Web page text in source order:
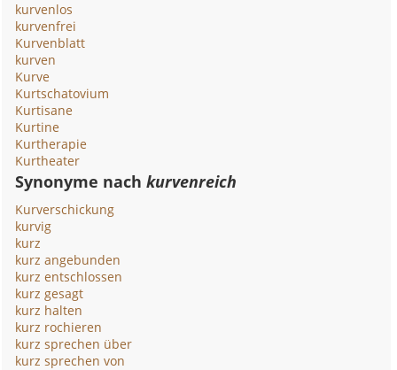
kurvenlos
kurvenfrei
Kurvenblatt
kurven
Kurve
Kurtschatovium
Kurtisane
Kurtine
Kurtherapie
Kurtheater
Synonyme nachkurvenreich
Kurverschickung
kurvig
kurz
kurz angebunden
kurz entschlossen
kurz gesagt
kurz halten
kurz rochieren
kurz sprechen über
kurz sprechen von